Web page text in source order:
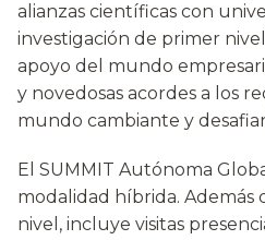
alianzas científicas con
investigación de primer
apoyo del mundo
y novedosas acordes a los
mundo cambiante y
El SUMMIT Autónoma
modalidad híbrida. Además
nivel, incluye visitas